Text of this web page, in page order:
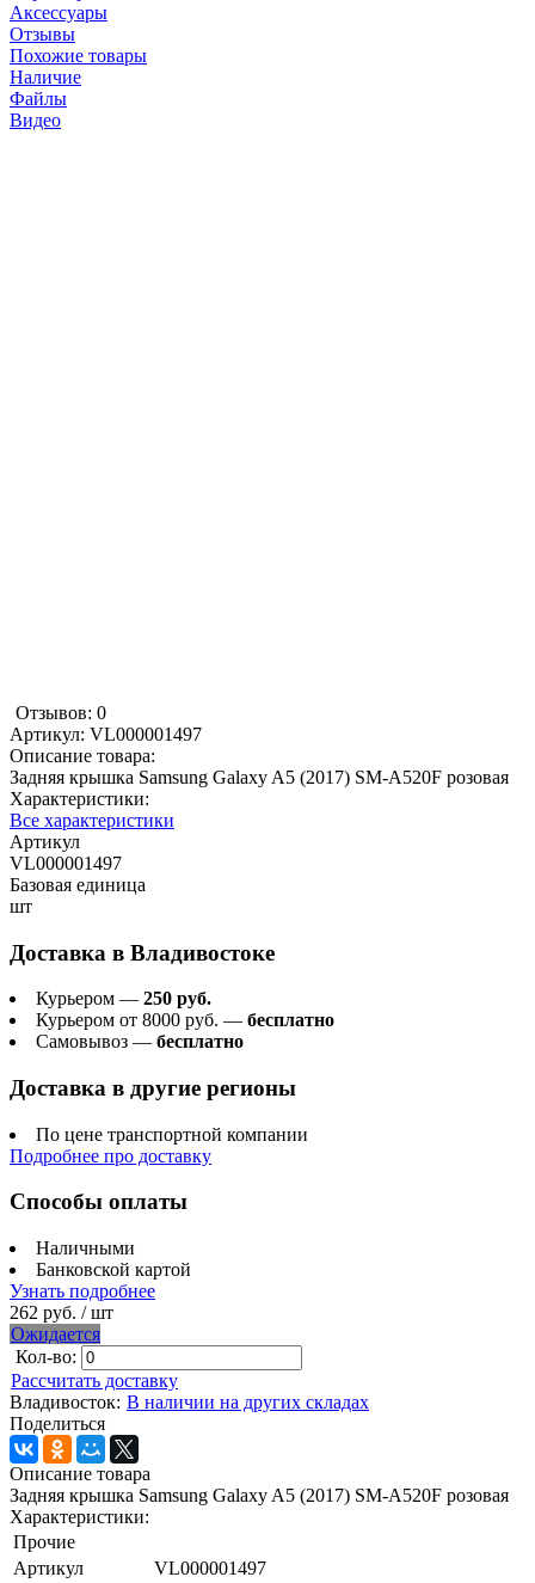
Аксессуары
Отзывы
Похожие товары
Наличие
Файлы
Видео
Отзывов: 0
Артикул: VL000001497
Описание товара:
Задняя крышка Samsung Galaxy A5 (2017) SM-A520F розовая
Характеристики:
Все характеристики
Артикул
VL000001497
Базовая единица
шт
Доставка в Владивостоке
Курьером — 250 руб.
Курьером от 8000 руб. — бесплатно
Самовывоз — бесплатно
Доставка в другие регионы
По цене транспортной компании
Подробнее про доставку
Способы оплаты
Наличными
Банковской картой
Узнать подробнее
262 руб. / шт
Ожидается
Кол-во:
Рассчитать доставку
Владивосток: В наличии на других складах
Поделиться
Описание товара
Задняя крышка Samsung Galaxy A5 (2017) SM-A520F розовая
Характеристики:
Прочие
Артикул
VL000001497